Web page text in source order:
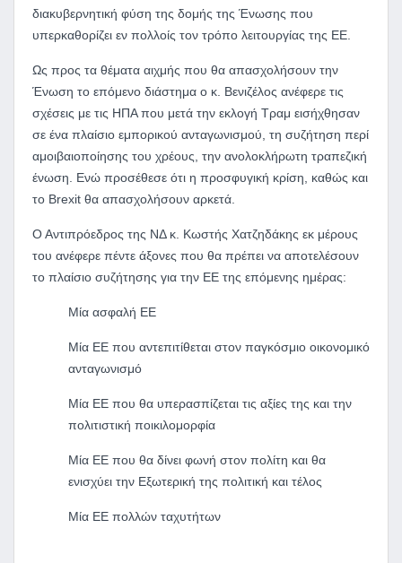
διακυβερνητική φύση της δομής της Ένωσης που
υπερκαθορίζει εν πολλοίς τον τρόπο λειτουργίας της ΕΕ.
Ως προς τα θέματα αιχμής που θα απασχολήσουν την
Ένωση το επόμενο διάστημα ο κ. Βενιζέλος ανέφερε τις
σχέσεις με τις ΗΠΑ που μετά την εκλογή Τραμ εισήχθησαν
σε ένα πλαίσιο εμπορικού ανταγωνισμού, τη συζήτηση περί
αμοιβαιοποίησης του χρέους, την ανολοκλήρωτη τραπεζική
ένωση. Ενώ προσέθεσε ότι η προσφυγική κρίση, καθώς και
το Brexit θα απασχολήσουν αρκετά.
Ο Αντιπρόεδρος της ΝΔ κ. Κωστής Χατζηδάκης εκ μέρους
του ανέφερε πέντε άξονες που θα πρέπει να αποτελέσουν
το πλαίσιο συζήτησης για την ΕΕ της επόμενης ημέρας:
Μία ασφαλή ΕΕ
Μία ΕΕ που αντεπιτίθεται στον παγκόσμιο οικονομικό
ανταγωνισμό
Μία ΕΕ που θα υπερασπίζεται τις αξίες της και την
πολιτιστική ποικιλομορφία
Μία ΕΕ που θα δίνει φωνή στον πολίτη και θα
ενισχύει την Εξωτερική της πολιτική και τέλος
Μία ΕΕ πολλών ταχυτήτων